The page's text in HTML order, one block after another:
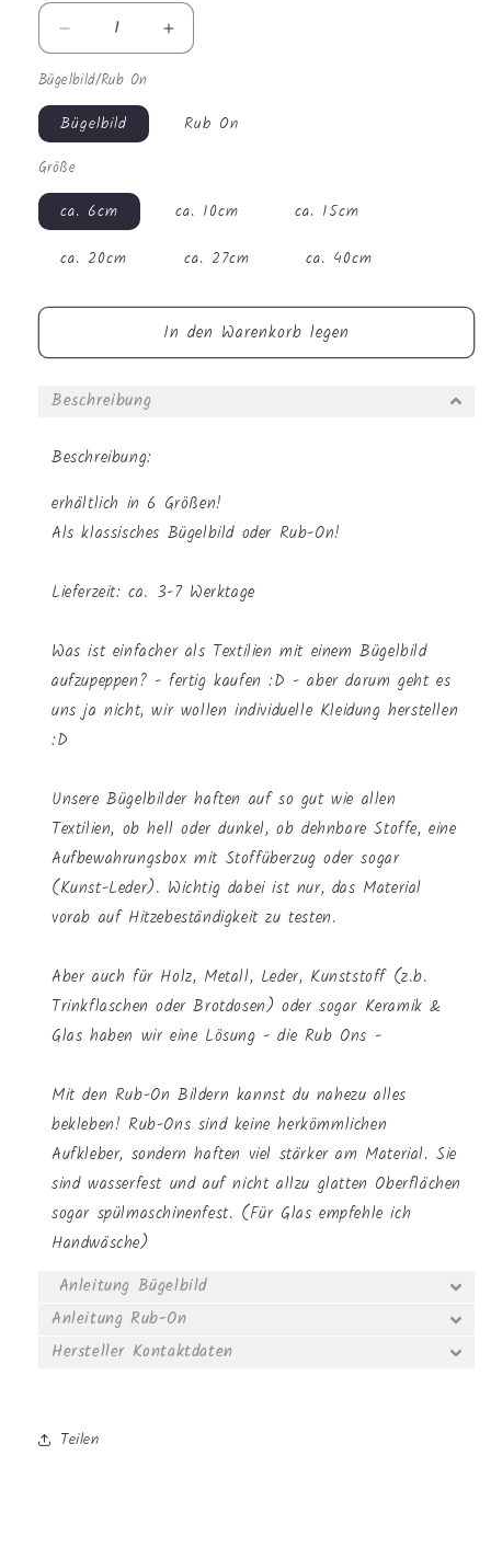
Verringere
die
Menge
für
Bügelbild
Mädchen
mit
Roller
Erhöhe
die
Bügelbild
Roller
Bügelbild/Rub On
Bügelbild Rub On
Größe
ca. 6cm ca. 10cm
ca. 15cm
ca. 20cm
ca. 27cm ca. 40cm
In den Warenkorb legen
Beschreibung
Beschreibung:
erhältlich in 6 Größen!
Als klassisches Bügelbild oder Rub-On!
Lieferzeit: ca. 3-7 Werktage
Was ist einfacher als Textilien mit einem Bügelbild
aufzupeppen? - fertig kaufen :D - aber darum geht es
uns ja nicht, wir wollen individuelle Kleidung herstellen
:D
Unsere Bügelbilder haften auf so gut wie allen
Textilien, ob hell oder dunkel, ob dehnbare Stoffe, eine
Aufbewahrungsbox mit Stoffüberzug oder sogar
(Kunst-Leder). Wichtig dabei ist nur, das Material
vorab auf Hitzebeständigkeit zu testen.
Aber auch für Holz, Metall, Leder, Kunststoff (z.b.
Trinkflaschen oder Brotdosen) oder sogar Keramik &
Glas haben wir eine Lösung - die Rub Ons -
Mit den Rub-On Bildern kannst du nahezu alles
bekleben! Rub-Ons sind keine herkömmlichen
Aufkleber, sondern haften viel stärker am Material. Sie
sind wasserfest und auf nicht allzu glatten Oberflächen
sogar spülmaschinenfest. (Für Glas empfehle ich
Handwäsche)
Anleitung Bügelbild
Anleitung Rub-On
Hersteller Kontaktdaten
Teilen